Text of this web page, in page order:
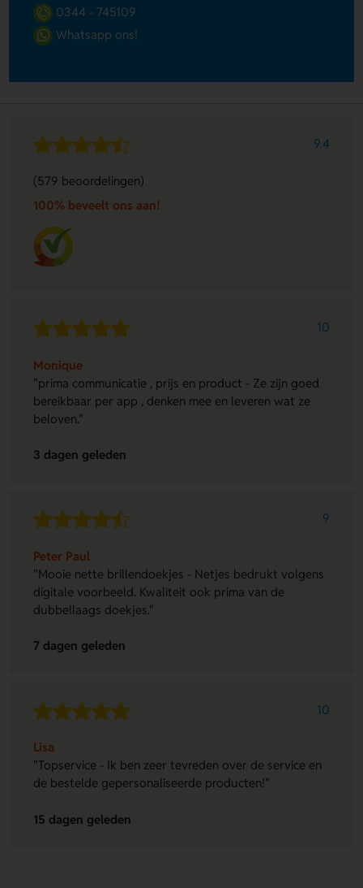
0344 - 745109
Whatsapp ons!
9.4
(579 beoordelingen)
100% beveelt ons aan!
10
Monique
"prima communicatie , prijs en product - Ze zijn goed
bereikbaar per app , denken mee en leveren wat ze
beloven."
3 dagen geleden
9
Peter Paul
"Mooie nette brillendoekjes - Netjes bedrukt volgens
digitale voorbeeld. Kwaliteit ook prima van de
dubbellaags doekjes."
7 dagen geleden
10
Lisa
"Topservice - Ik ben zeer tevreden over de service en
de bestelde gepersonaliseerde producten!"
15 dagen geleden